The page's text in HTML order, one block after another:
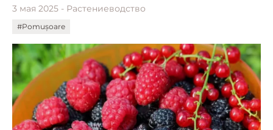
3 мая 2025 - Растениеводство
#Pomușoare